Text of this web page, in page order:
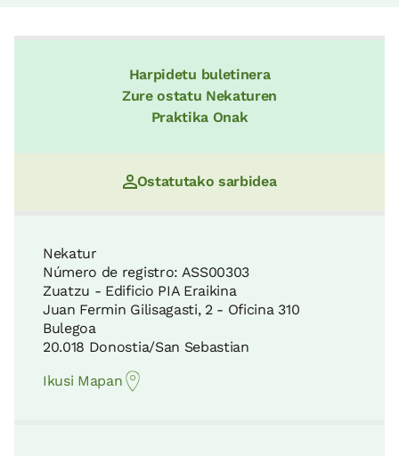
Harpidetu buletinera
Zure ostatu Nekaturen
Praktika Onak
Ostatutako sarbidea
Nekatur
Número de registro: ASS00303
Zuatzu - Edificio PIA Eraikina
Juan Fermin Gilisagasti, 2 - Oficina 310
Bulegoa
20.018 Donostia/San Sebastian
Ikusi Mapan